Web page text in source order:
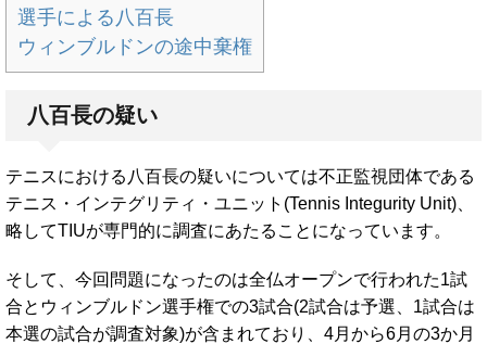
選手による八百長
ウィンブルドンの途中棄権
八百長の疑い
テニスにおける八百長の疑いについては不正監視団体である
テニス・インテグリティ・ユニット(Tennis Integurity Unit)、
略してTIUが専門的に調査にあたることになっています。
そして、今回問題になったのは全仏オープンで行われた1試
合とウィンブルドン選手権での3試合(2試合は予選、1試合は
本選の試合が調査対象)が含まれており、4月から6月の3か月